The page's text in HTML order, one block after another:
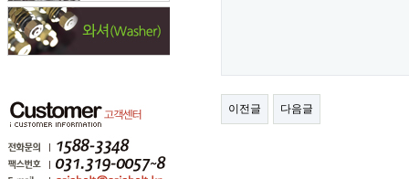
이전글 다음글